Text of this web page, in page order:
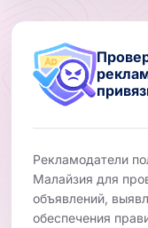
Рекламодатели
Малайзия для
объявлений,
обеспечения